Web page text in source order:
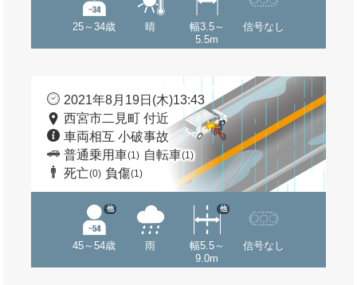
25～34歳 晴
幅3.5～
5.5m
信号なし
2021年8月19日(木)13:43
西宮市二見町 付近
車両相互 小破事故
普通乗用車(1) 自転車(1)
死亡(0) 負傷(1)
45～54歳
他
雨
幅5.5～
9.0m
他
信号なし